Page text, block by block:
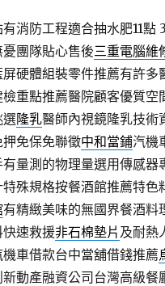
消防工程適合抽水肥11點
團隊貼心售後三重電腦維
硬體組裝零件推薦有許多
檢重點推薦醫院顧客優質空
選隆乳醫師內視鏡隆乳技術
免保免聯徵中和當鋪汽機
量測的物理量選用傳感器
殊規格按餐酒館推薦特色
有精緻美味的無國界餐酒料
快速救援非石棉墊片 及耐熱
車借款台中當舖借錢推薦
新動產融資公司台灣高級餐